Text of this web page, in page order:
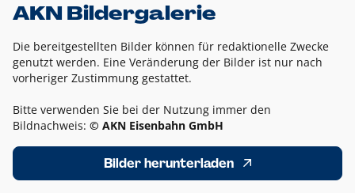
AKN Bildergalerie
Die bereitgestellten Bilder können für redaktionelle Zwecke
genutzt werden. Eine Veränderung der Bilder ist nur nach
vorheriger Zustimmung gestattet.
Bitte verwenden Sie bei der Nutzung immer den
Bildnachweis: © AKN Eisenbahn GmbH
Bilder herunterladen